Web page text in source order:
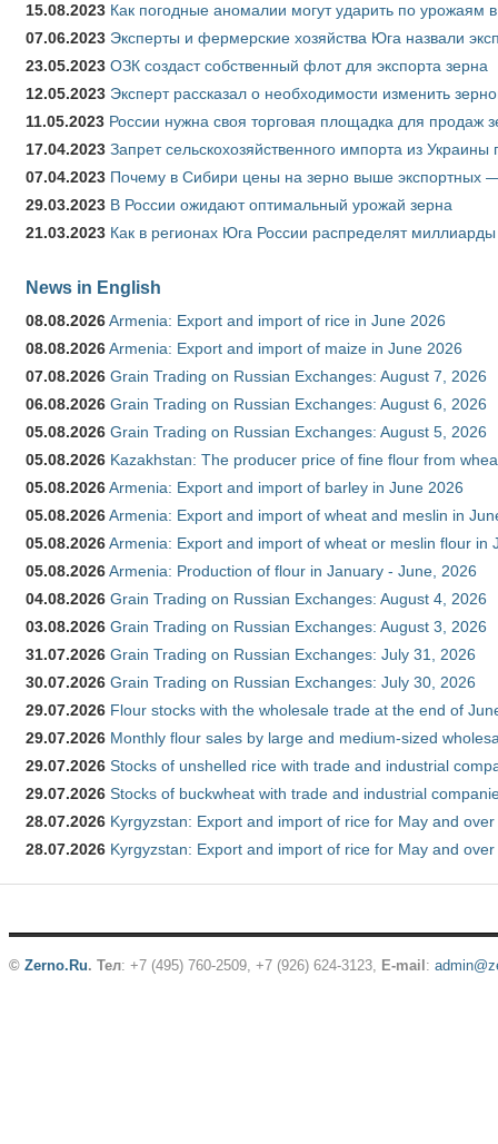
15.08.2023 Как погодные аномалии могут ударить по урожаям
07.06.2023 Эксперты и фермерские хозяйства Юга назвали
23.05.2023 ОЗК создаст собственный флот для экспорта зерна
12.05.2023 Эксперт рассказал о необходимости изменить
11.05.2023 России нужна своя торговая площадка для продаж
17.04.2023 Запрет сельскохозяйственного импорта из
07.04.2023 Почему в Сибири цены на зерно выше экспортных
29.03.2023 В России ожидают оптимальный урожай зерна
21.03.2023 Как в регионах Юга России распределят
News in English
08.08.2026Armenia: Export and import of rice in June 2026
08.08.2026Armenia: Export and import of maize in June 2026
07.08.2026 Grain Trading on Russian Exchanges: August 7, 2026
06.08.2026 Grain Trading on Russian Exchanges: August 6, 2026
05.08.2026 Grain Trading on Russian Exchanges: August 5, 2026
05.08.2026 Kazakhstan: The producer price of fine flour from
05.08.2026Armenia: Export and import of barley in June 2026
05.08.2026Armenia: Export and import of wheat and meslin in
05.08.2026Armenia: Export and import of wheat or meslin flour in
05.08.2026Armenia: Production of flour in January - June, 2026
04.08.2026 Grain Trading on Russian Exchanges: August 4, 2026
03.08.2026 Grain Trading on Russian Exchanges: August 3, 2026
31.07.2026 Grain Trading on Russian Exchanges: July 31, 2026
30.07.2026 Grain Trading on Russian Exchanges: July 30, 2026
29.07.2026 Flour stocks with the wholesale trade at the end of
29.07.2026 Monthly flour sales by large and medium-sized
29.07.2026 Stocks of unshelled rice with trade and industrial
29.07.2026 Stocks of buckwheat with trade and industrial
28.07.2026 Kyrgyzstan: Export and import of rice for May and
28.07.2026 Kyrgyzstan: Export and import of rice for May and
© Zerno.Ru. Тел: +7 (495) 760-2509, +7 (926) 624-3123, E-mail :